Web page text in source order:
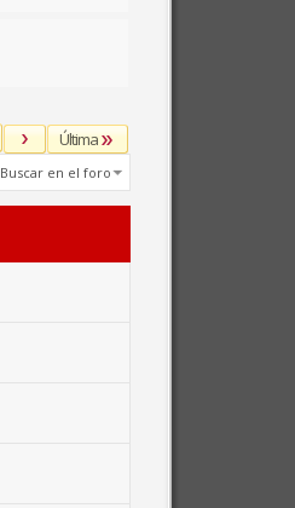
Última
Buscar en el foro